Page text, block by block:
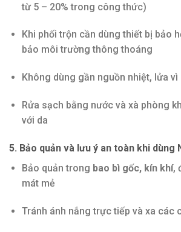
từ 5 – 20% trong công thức)
Khi phối trộn cần dùng thiết bị bảo
bảo môi trường thông thoáng
Không dùng gần nguồn nhiệt, lửa vì
Rửa sạch bằng nước và xà phòng
với da
5. Bảo quản và lưu ý an toàn khi dùng
Bảo quản trong bao bì gốc, kín khí,
mát mẻ
Tránh ánh nắng trực tiếp và xa các